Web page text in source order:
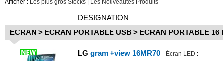
Afficher : Les plus gros Stocks Les Nouveautés Produits
DESIGNATION
ECRAN > ECRAN PORTABLE USB> ECRAN PORTABLE 16
LG gram +view 16MR70 - Écran LED :